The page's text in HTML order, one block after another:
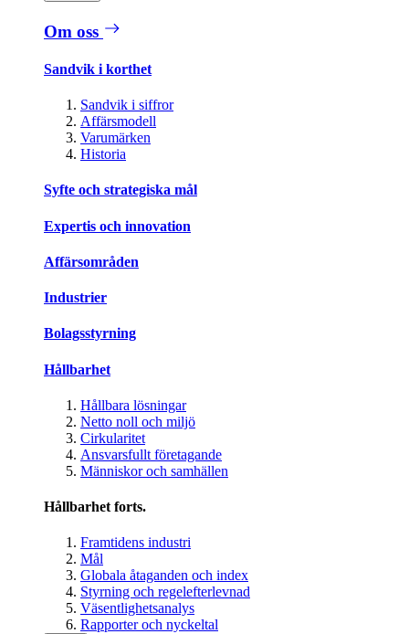
Om oss
Sandvik i korthet
Sandvik i siffror
Affärsmodell
Varumärken
Historia
Syfte och strategiska mål
Expertis och innovation
Affärsområden
Industrier
Bolagsstyrning
Hållbarhet
Hållbara lösningar
Netto noll och miljö
Cirkularitet
Ansvarsfullt företagande
Människor och samhällen
Hållbarhet forts.
Framtidens industri
Mål
Globala åtaganden och index
Styrning och regelefterlevnad
Väsentlighetsanalys
Rapporter och nyckeltal